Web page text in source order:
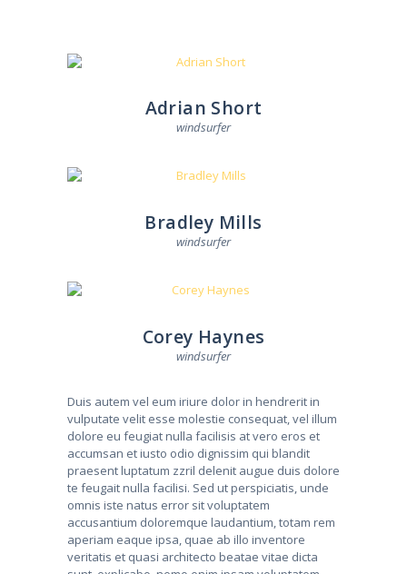
Adrian Short
windsurfer
Bradley Mills
windsurfer
Corey Haynes
windsurfer
Duis autem vel eum iriure dolor in hendrerit in
vulputate velit esse molestie consequat, vel illum
dolore eu feugiat nulla facilisis at vero eros et
accumsan et iusto odio dignissim qui blandit
praesent luptatum zzril delenit augue duis dolore
te feugait nulla facilisi. Sed ut perspiciatis, unde
omnis iste natus error sit voluptatem
accusantium doloremque laudantium, totam rem
aperiam eaque ipsa, quae ab illo inventore
veritatis et quasi architecto beatae vitae dicta